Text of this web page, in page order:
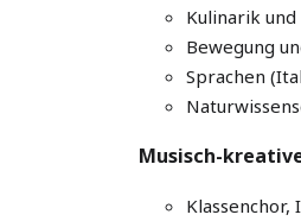
Kulinarik und
Bewegung
Sprachen
Musisch-
Klassenchor,